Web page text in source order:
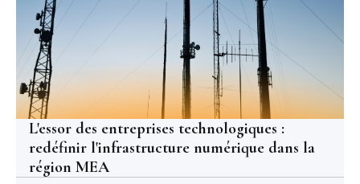
L'essor des entreprises technologiques :
redéfinir l'infrastructure numérique dans la
région MEA